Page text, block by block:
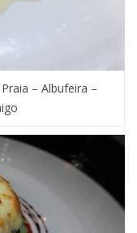
– Albufeira –